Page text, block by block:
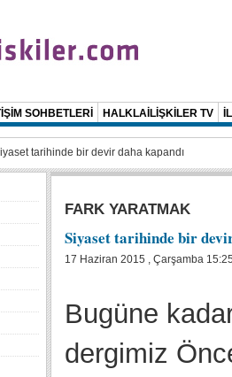
SOHBETLERİ HALKLAİLİŞKİLER TV
tarihinde bir devir daha kapandı
FARK YARATMAK
Siyaset tarihinde bir
17 Haziran 2015 , Çarşamba
Bugüne
dergimiz